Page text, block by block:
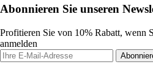
Abonnieren Sie unseren
Profitieren Sie von 10% Rabatt, wenn
anmelden